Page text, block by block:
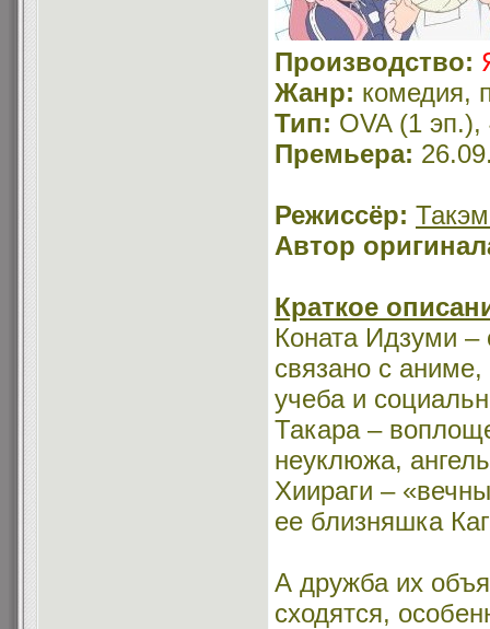
Производство:
Жанр: комедия,
Тип: OVA (1
Премьера:
Режиссёр:
Автор
Краткое
Коната Идзуми –
связано с
учеба и
Такара –
неуклюжа,
Хиираги –
ее близняшка
А дружба их
сходятся,